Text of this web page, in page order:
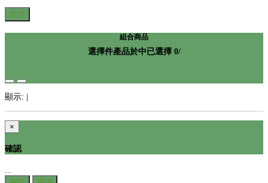
提交
組合商品
選擇件產品於中已選擇 0/
顯示: |
×
確認